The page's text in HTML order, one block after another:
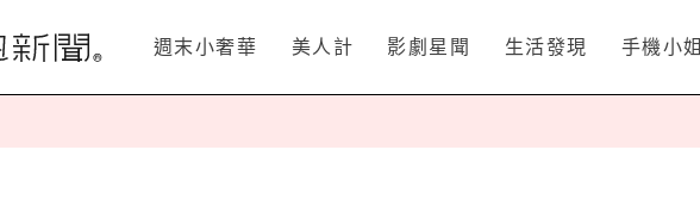
週末小奢華 美人計 影劇星聞 生活發現 手機小姐